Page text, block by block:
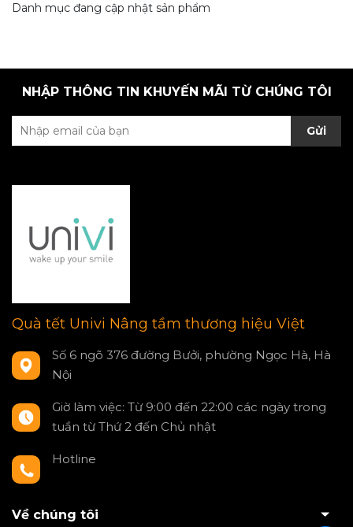
Danh mục đang cập nhật sản phẩm
NHẬP THÔNG TIN KHUYẾN MÃI TỪ CHÚNG TÔI
Gửi
Quà tết Univi Nâng tầm thương hiệu Việt
Số 6 ngõ 376 đường Bưởi, phường Ngọc Hà, Hà
Nội
Giờ làm việc: Từ 9:00 đến 22:00 các ngày trong
tuần từ Thứ 2 đến Chủ nhật
Hotline
Về chúng tôi